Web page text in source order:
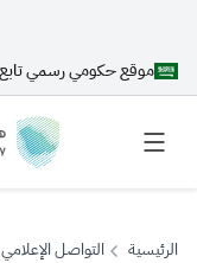
موقع حكومي رسمي تابع
الرئيسية التواصل الإعلامي